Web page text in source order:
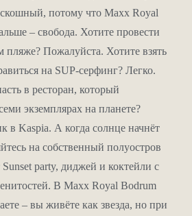
центр Maxx Royal получил
спа в стране. Здесь
хаммам, травяная сауна,
ванны Кнайпа, массажи,
тела. Тренажёрный зал, йога,
аквааэробика, TRX,
вкус. А для экстрима – дайвинг,
кайтсерфинг, парасейлинг,
Maxxi Land
потому что Maxx Royal
– свобода. Хотите провести
пляже? Пожалуйста. Хотите взять
на SUP-серфинг? Легко.
в ресторан, который
экземплярах на планете?
в Kaspia. А когда солнце начнёт
на собственный полуостров
party, диджей и коктейли с
В Maxx Royal Bodrum
– вы живёте как звезда, но при